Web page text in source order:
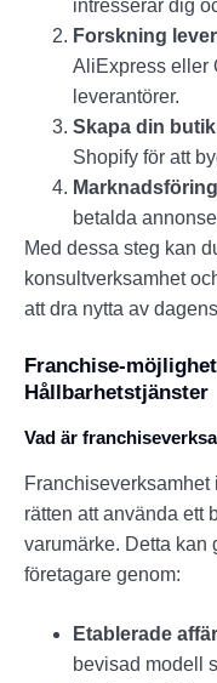
intresserar dig
Forskning
AliExpress eller
leverantörer.
Skapa din
Shopify för att
betalda
Med dessa steg kan
konsultverksamhet
att dra nytta av
Franchise-
Hållbarhetstjänster
Vad är
rätten att använda ett
varumärke. Detta kan
företagare genom:
Etablerade
bevisad modell